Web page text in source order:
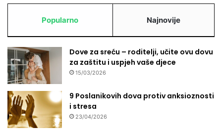
Popularno Najnovije
Dove za sreću – roditelji, učite ovu dovu
za zaštitu i uspjeh vaše djece
15/03/2026
9 Poslanikovih dova protiv anksioznosti
i stresa
23/04/2026